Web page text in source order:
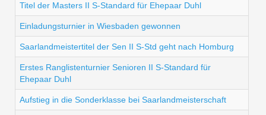
Titel der Masters II S-Standard für Ehepaar Duhl
Einladungsturnier in Wiesbaden gewonnen
Saarlandmeistertitel der Sen II S-Std geht nach Homburg
Erstes Ranglistenturnier Senioren II S-Standard für
Ehepaar Duhl
Aufstieg in die Sonderklasse bei Saarlandmeisterschaft